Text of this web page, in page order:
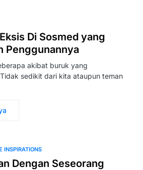
Di Sosmed yang
Penggunannya
akibat buruk yang
sedikit dari kita ataupun teman
INSPIRATIONS
Dengan Seseorang